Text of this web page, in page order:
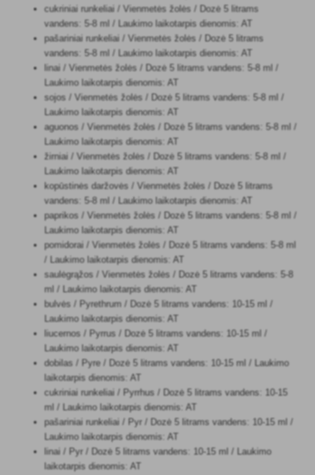
cukriniai runkeliai / Vienmetės žolės / Dozė 5 litrams
vandens: 5-8 ml / Laukimo laikotarpis dienomis: AT
pašariniai runkeliai / Vienmetės žolės / Dozė 5 litrams
vandens: 5-8 ml / Laukimo laikotarpis dienomis: AT
linai / Vienmetės žolės / Dozė 5 litrams vandens: 5-8 ml /
Laukimo laikotarpis dienomis: AT
sojos / Vienmetės žolės / Dozė 5 litrams vandens: 5-8 ml /
Laukimo laikotarpis dienomis: AT
aguonos / Vienmetės žolės / Dozė 5 litrams vandens: 5-8 ml /
Laukimo laikotarpis dienomis: AT
žirniai / Vienmetės žolės / Dozė 5 litrams vandens: 5-8 ml /
Laukimo laikotarpis dienomis: AT
kopūstinės daržovės / Vienmetės žolės / Dozė 5 litrams
vandens: 5-8 ml / Laukimo laikotarpis dienomis: AT
paprikos / Vienmetės žolės / Dozė 5 litrams vandens: 5-8 ml /
Laukimo laikotarpis dienomis: AT
pomidorai / Vienmetės žolės / Dozė 5 litrams vandens: 5-8 ml
/ Laukimo laikotarpis dienomis: AT
saulėgrąžos / Vienmetės žolės / Dozė 5 litrams vandens: 5-8
ml / Laukimo laikotarpis dienomis: AT
bulvės / Pyrethrum / Dozė 5 litrams vandens: 10-15 ml /
Laukimo laikotarpis dienomis: AT
liucernos / Pyrrus / Dozė 5 litrams vandens: 10-15 ml /
Laukimo laikotarpis dienomis: AT
dobilas / Pyre / Dozė 5 litrams vandens: 10-15 ml / Laukimo
laikotarpis dienomis: AT
cukriniai runkeliai / Pyrrhus / Dozė 5 litrams vandens: 10-15
ml / Laukimo laikotarpis dienomis: AT
pašariniai runkeliai / Pyr / Dozė 5 litrams vandens: 10-15 ml /
Laukimo laikotarpis dienomis: AT
linai / Pyr / Dozė 5 litrams vandens: 10-15 ml / Laukimo
laikotarpis dienomis: AT